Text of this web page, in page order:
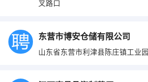
叉路口
东营市博安仓储有限公司
山东省东营市利津县陈庄镇工业园